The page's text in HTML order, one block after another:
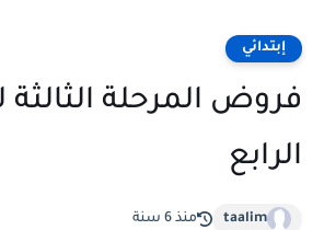
إبتدائي
فروض المرحلة
الرابع
taalim منذ 6 سنة